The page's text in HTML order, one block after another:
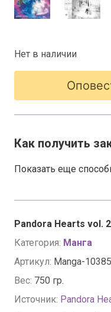
Pandora Hearts vol.
Категория: Манга
Артикул: Manga-10385
Вес: 750 гр.
Источник: Pandora
Нет в наличии
Как получить
Показать еще